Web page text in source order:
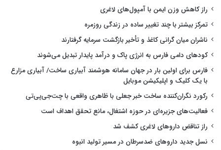
راز کاهش وزن ایمن با آمپول‌های لاغری
تمرکز بیشتر با چند تغییر ساده در زندگی روزمره
ناشران میان گرانی کاغذ و تأخیر بازگشت سرمایه گرفتارند
کودهای دامی فارس به انرژی پاک و درآمد پایدار تبدیل می‌شوند
فارس برای اولین بار در جهان سامانه هوشمند آبیاری ساخت/ آبیاری مزارع
با یک کلیک و اپلیکیشن موبایل
رکورد نگران‌کننده ساخت خبر جعلی با ظاهری واقعی با چت‌جی‌پی‌تی
فعالیت‌های جزیره‌ای در حوزه اشتغال، مانع تحقق اهداف است
راز تناقض داروهای لاغری کشف شد
نسل جدید داروهای ضدسرطان در مسیر تولید انبوه